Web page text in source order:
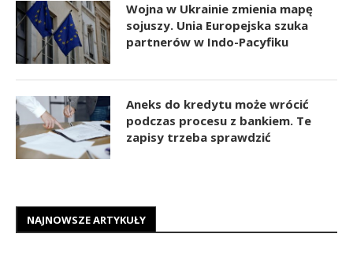
Wojna w Ukrainie zmienia mapę
sojuszy. Unia Europejska szuka
partnerów w Indo-Pacyfiku
Aneks do kredytu może wrócić
podczas procesu z bankiem. Te
zapisy trzeba sprawdzić
NAJNOWSZE ARTYKUŁY